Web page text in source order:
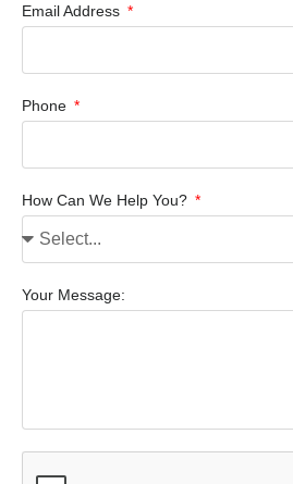
Email Address
Phone
How Can We Help You?
Your Message: